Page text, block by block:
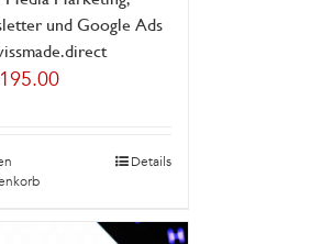
und Google Ads
Details